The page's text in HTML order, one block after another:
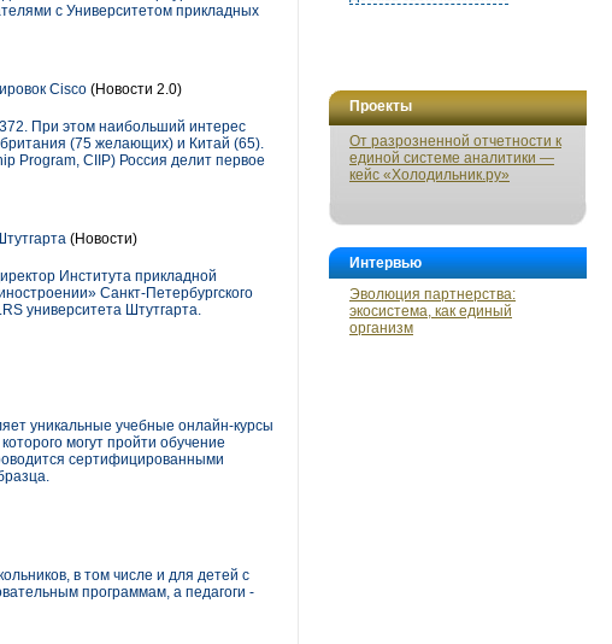
Проекты
От разрозненной отчетности к
единой системе аналитики —
кейс «Холодильник.ру»
Интервью
Эволюция партнерства:
экосистема, как единый
организм
с Университетом прикладных
Cisco (Новости 2.0)
При этом наибольший интерес
(75 желающих) и Китай (65).
Program, CIIP) Россия делит первое
(Новости)
Института прикладной
Санкт-Петербургского
университета Штутгарта.
уникальные учебные онлайн-курсы
могут пройти обучение
сертифицированными
в том числе и для детей с
программам, а педагоги -